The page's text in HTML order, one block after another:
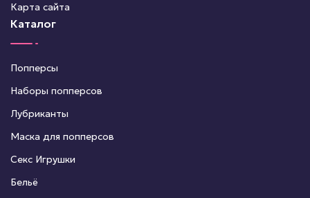
Карта сайта
Каталог
Попперсы
Наборы попперсов
Лубриканты
Маска для попперсов
Секс Игрушки
Бельё